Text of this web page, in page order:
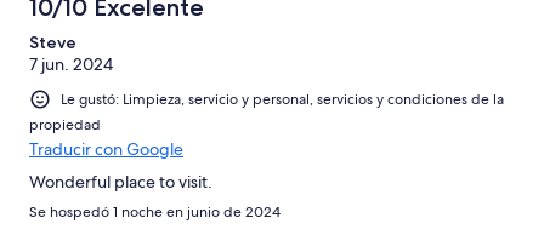
10/10 Excelente
Steve
7 jun. 2024
Le gustó: Limpieza, servicio y personal, servicios y condiciones de la
propiedad
Traducir con Google
Wonderful place to visit.
Se hospedó 1 noche en junio de 2024